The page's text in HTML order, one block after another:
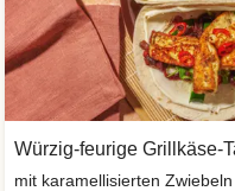
Würzig-feurige Grillkäse-
mit karamellisierten